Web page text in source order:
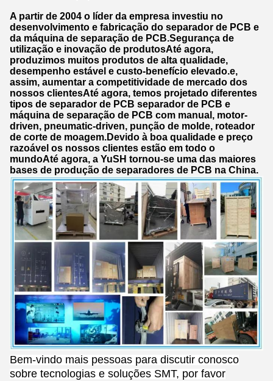
A partir de 2004 o líder da empresa investiu no
desenvolvimento e fabricação do separador de PCB e
da máquina de separação de PCB.Segurança de
utilização e inovação de produtosAté agora,
produzimos muitos produtos de alta qualidade,
desempenho estável e custo-benefício elevado.e,
assim, aumentar a competitividade de mercado dos
nossos clientesAté agora, temos projetado diferentes
tipos de separador de PCB separador de PCB e
máquina de separação de PCB com manual, motor-
driven, pneumatic-driven, punção de molde, roteador
de corte de moagem.Devido à boa qualidade e preço
razoável os nossos clientes estão em todo o
mundoAté agora, a YuSH tornou-se uma das maiores
bases de produção de separadores de PCB na China.
Bem-vindo mais pessoas para discutir conosco
sobre tecnologias e soluções SMT, por favor